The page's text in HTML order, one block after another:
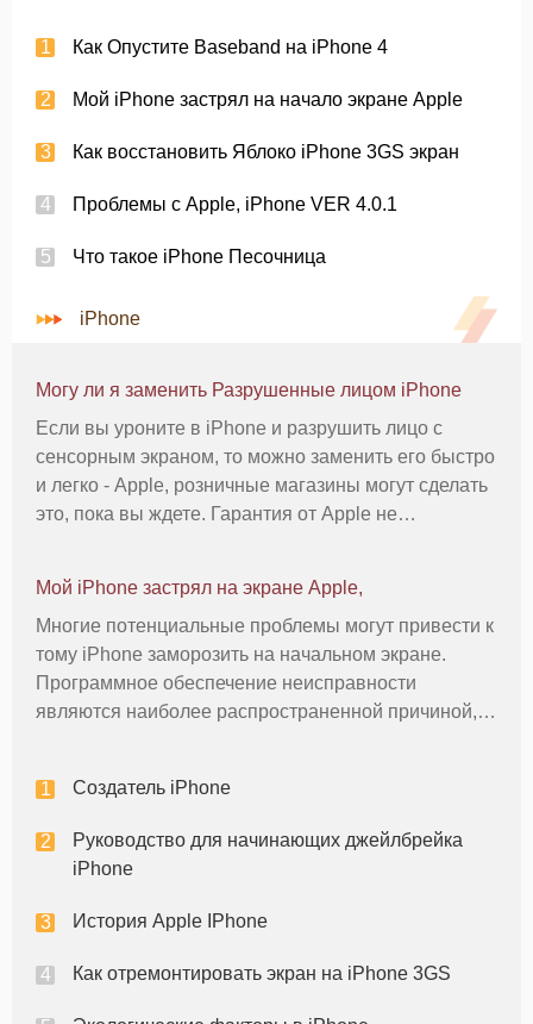
Как Опустите Baseband на iPhone 4
Мой iPhone застрял на начало экране Apple
Как восстановить Яблоко iPhone 3GS экран
Проблемы с Apple, iPhone VER 4.0.1
Что такое iPhone Песочница
iPhone
Могу ли я заменить Разрушенные лицом iPhone
Если вы уроните в iPhone и разрушить лицо с
сенсорным экраном, то можно заменить его быстро
и легко - Apple, розничные магазины могут сделать
это, пока вы ждете. Гарантия от Apple не
ремонт какой бы вариа
Мой iPhone застрял на экране Apple,
Многие потенциальные проблемы могут привести к
тому iPhone заморозить на начальном экране.
Программное обеспечение неисправности
являются наиболее распространенной причиной,
функционировать. Чтобы решить эту проблему,
Создатель iPhone
Руководство для начинающих джейлбрейка
iPhone
История Apple IPhone
Как отремонтировать экран на iPhone 3GS